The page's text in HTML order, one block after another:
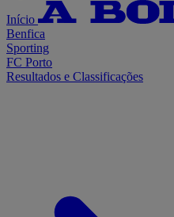
Início
Benfica
Sporting
FC Porto
Resultados e Classificações